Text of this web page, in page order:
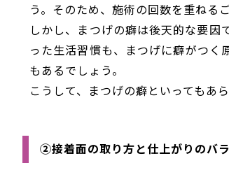
う。そのため、施術の回数を重ねる
しかし、まつげの癖は後天的な要因
った生活習慣も、まつげに癖がつく
もあるでしょう。
こうして、まつげの癖といってもあ
②接着面の取り方と仕上がりのバ